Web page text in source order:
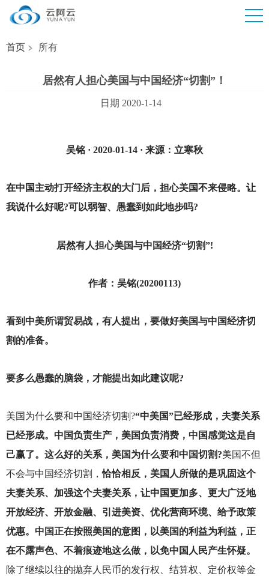
首页 所有
居然有人担心美国与中国经济“切割”！
日期 2020-1-14
吴铭 · 2020-01-14 · 来源：立寒秋
在中国主动打开经济主权的大门后，担心美国不来侵略。让
我说什么好呢?可以弱智、愚蠢到如此地步吗?
居然有人担心美国与中国经济“切割”!
作者：吴铭(20200113)
看到中美所谓贸易战，有人提出，要做好美国与中国经济切
割的准备。
要多么愚蠢的脑袋，才能提出如此建议呢?
美国为什么要和中国经济切割?“中美国”已经形成，夫妻关系
已经形成。中国负责生产，美国负责消费，中国感觉这是自
己赢了。这么好的关系，美国为什么要和中国切割?美国不但
不会与中国经济切割，恰恰相反，美国人所做的是巩固这个
夫妻关系、加强这个夫妻关系，让中国更加多、更大广泛地
开放经济、开放金融、引进美资、优化营商环境、给予政策
优惠。中国正在按照美国的意图，以美国的利益为利益，正
在不露声色、不着痕迹地这么做，以免中国人民产生怀疑。
除了继续以往的抛弃人民币的发行权、结算权、定价权等金